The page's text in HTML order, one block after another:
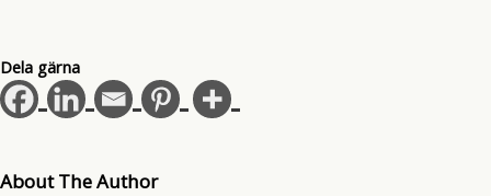
Dela gärna
About The Author